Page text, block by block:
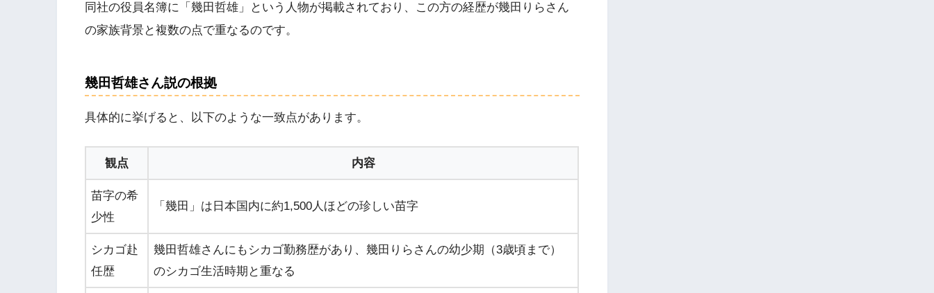
同社の役員名簿に「幾田哲雄」という人物が掲載されており、この方の経歴が幾田りらさん
の家族背景と複数の点で重なるのです。
幾田哲雄さん説の根拠
具体的に挙げると、以下のような一致点があります。
観点 内容
苗字の希
少性
「幾田」は日本国内に約1,500人ほどの珍しい苗字
シカゴ赴
任歴
幾田哲雄さんにもシカゴ勤務歴があり、幾田りらさんの幼少期（3歳頃まで）
のシカゴ生活時期と重なる